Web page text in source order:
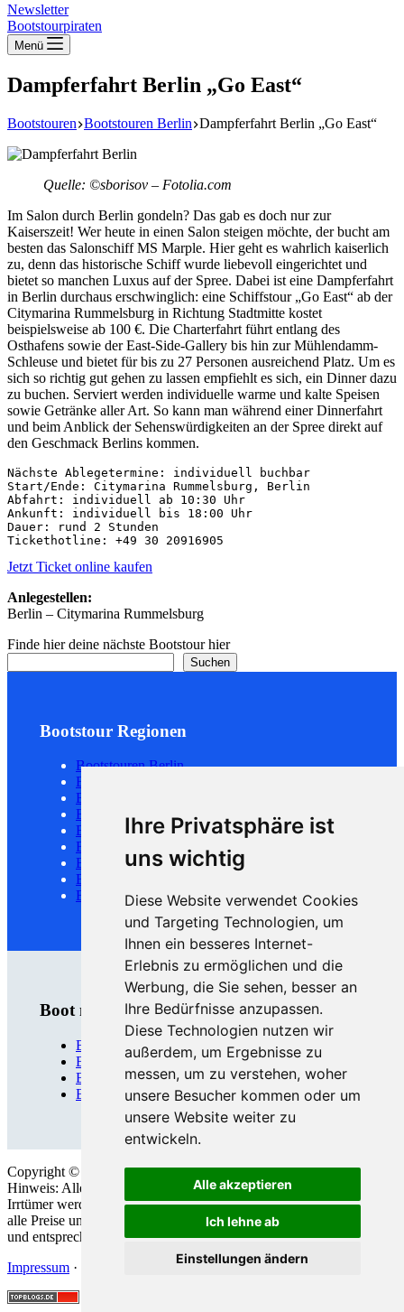
Ihre Privatsphäre ist
uns wichtig
Diese Website verwendet Cookies
und Targeting Technologien, um
Ihnen ein besseres Internet-
Erlebnis zu ermöglichen und die
Werbung, die Sie sehen, besser an
Ihre Bedürfnisse anzupassen.
Diese Technologien nutzen wir
außerdem, um Ergebnisse zu
messen, um zu verstehen, woher
unsere Besucher kommen oder um
unsere Website weiter zu
entwickeln.
Alle akzeptieren
Ich lehne ab
Einstellungen ändern
Newsletter
Bootstourpiraten
Menü
Dampferfahrt Berlin „Go East“
Bootstouren Bootstouren Berlin Dampferfahrt Berlin „Go East“
Quelle: ©sborisov – Fotolia.com
Im Salon durch Berlin gondeln? Das gab es doch nur zur
Kaiserszeit! Wer heute in einen Salon steigen möchte, der bucht am
besten das Salonschiff MS Marple. Hier geht es wahrlich kaiserlich
zu, denn das historische Schiff wurde liebevoll eingerichtet und
bietet so manchen Luxus auf der Spree. Dabei ist eine Dampferfahrt
in Berlin durchaus erschwinglich: eine Schiffstour „Go East“ ab der
Citymarina Rummelsburg in Richtung Stadtmitte kostet
beispielsweise ab 100 €. Die Charterfahrt führt entlang des
Osthafens sowie der East-Side-Gallery bis hin zur Mühlendamm-
Schleuse und bietet für bis zu 27 Personen ausreichend Platz. Um es
sich so richtig gut gehen zu lassen empfiehlt es sich, ein Dinner dazu
zu buchen. Serviert werden individuelle warme und kalte Speisen
sowie Getränke aller Art. So kann man während einer Dinnerfahrt
und beim Anblick der Sehenswürdigkeiten an der Spree direkt auf
den Geschmack Berlins kommen.
Nächste Ablegetermine: individuell buchbar
Start/Ende: Citymarina Rummelsburg, Berlin
Abfahrt: individuell ab 10:30 Uhr
Ankunft: individuell bis 18:00 Uhr
Dauer: rund 2 Stunden
Tickethotline: +49 30 20916905
Jetzt Ticket online kaufen
Anlegestellen:
Berlin – Citymarina Rummelsburg
Finde hier deine nächste Bootstour hier
Suchen
Bootstour Regionen
Bootstouren Berlin
Bootstouren Hamburg
Bootstouren Potsdam
Bootstouren Köln
Bootstouren Düsseldorf
Bootstouren Frankfurt
Bootstouren Leipzig
Bootstouren Rostock
Bootstouren München
Boot mieten
Bootsverleih Berlin
Bootsverleih Brandenburg
Bootsverleih Hamburg
Bootsverleih Leipzig
Copyright © 2026 · Bootstourpiraten· Alle Rechte vorbehalten
Hinweis: Alle Angaben sind gründlich recherchiert. Fehler und
Irrtümer werden nicht ausgeschlossen, daher übernehmen wir für
alle Preise und Daten keine Gewähr. Alle Fotos sind Symbol-Fotos
und entsprechen nicht der beschriebenen Dienstleistung.
Impressum · Barrierefreiheit·AGB·Logbuch